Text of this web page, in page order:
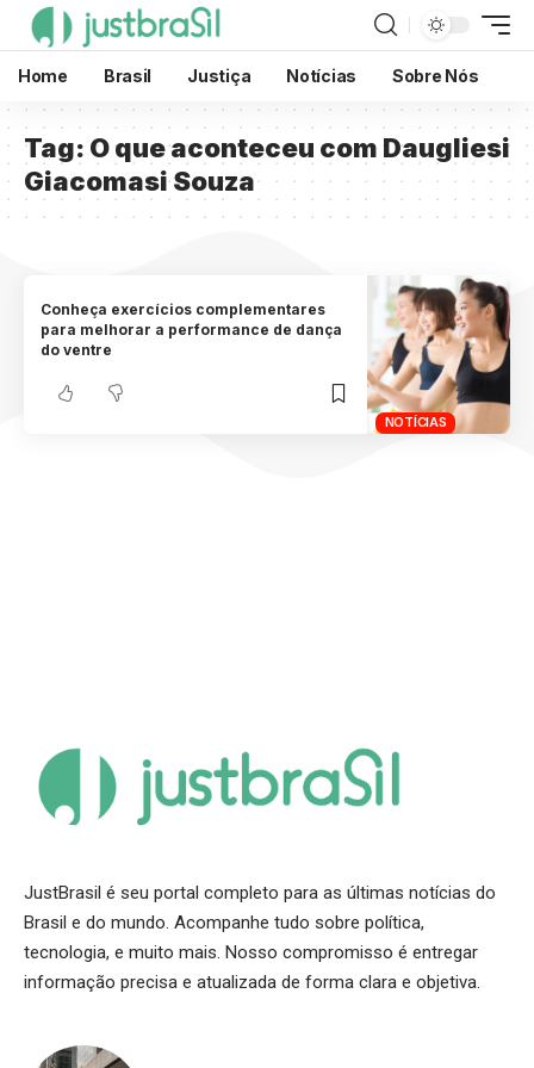
Home Brasil Justiça Notícias Sobre Nós
Tag: O que aconteceu com Daugliesi
Giacomasi Souza
NOTÍCIAS
Conheça exercícios complementares
para melhorar a performance de dança
do ventre
JustBrasil é seu portal completo para as últimas notícias do
Brasil e do mundo. Acompanhe tudo sobre política,
tecnologia, e muito mais. Nosso compromisso é entregar
informação precisa e atualizada de forma clara e objetiva.